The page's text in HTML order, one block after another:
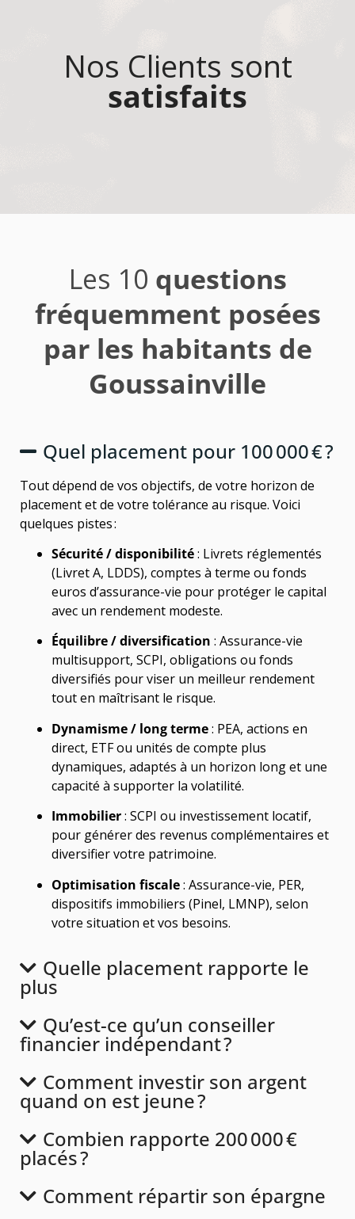
Nos Clients sont
satisfaits
Les 10 questions
fréquemment posées
par les habitants de
Goussainville
Quel placement pour 100 000 € ?
Tout dépend de vos objectifs, de votre horizon de
placement et de votre tolérance au risque. Voici
quelques pistes :
Sécurité / disponibilité: Livrets réglementés
(Livret A, LDDS), comptes à terme ou fonds
euros d’assurance-vie pour protéger le capital
avec un rendement modeste.
Équilibre / diversification : Assurance-vie
multisupport, SCPI, obligations ou fonds
diversifiés pour viser un meilleur rendement
tout en maîtrisant le risque.
Dynamisme / long terme: PEA, actions en
direct, ETF ou unités de compte plus
dynamiques, adaptés à un horizon long et une
capacité à supporter la volatilité.
Immobilier: SCPI ou investissement locatif,
pour générer des revenus complémentaires et
diversifier votre patrimoine.
Optimisation fiscale: Assurance-vie, PER,
dispositifs immobiliers (Pinel, LMNP), selon
votre situation et vos besoins.
Quelle placement rapporte le
plus
Qu’est-ce qu’un conseiller
financier indépendant ?
Comment investir son argent
quand on est jeune ?
Combien rapporte 200 000 €
placés ?
Comment répartir son épargne